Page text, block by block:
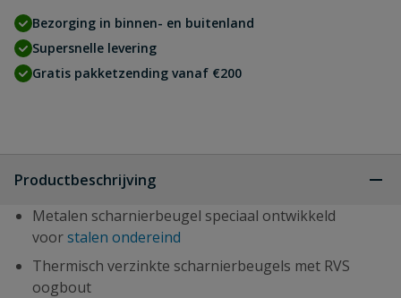
Bezorging in binnen- en buitenland
Supersnelle levering
Gratis pakketzending vanaf €200
Productbeschrijving
Metalen scharnierbeugel speciaal ontwikkeld
voorstalen ondereind
Thermisch verzinkte scharnierbeugels met RVS
oogbout